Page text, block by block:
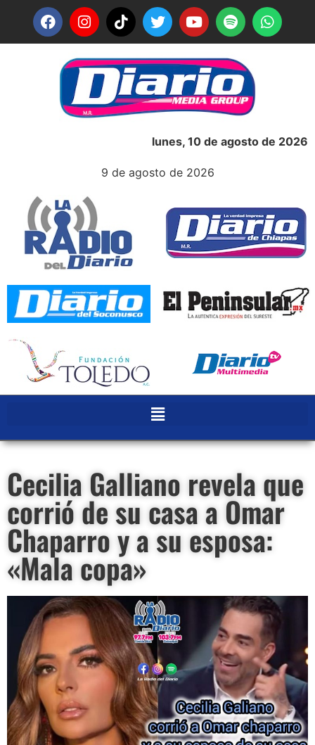
lunes, 10 de agosto de 2026
9 de agosto de 2026
Cecilia Galliano revela que
corrió de su casa a Omar
Chaparro y a su esposa:
«Mala copa»